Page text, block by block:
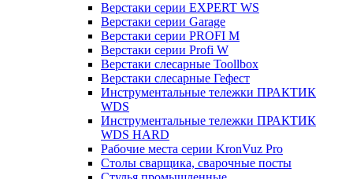
Верстаки серии EXPERT WS
Верстаки серии Garage
Верстаки серии PROFI M
Верстаки серии Profi W
Верстаки слесарные Toollbox
Верстаки слесарные Гефест
Инструментальные тележки ПРАКТИК
WDS
Инструментальные тележки ПРАКТИК
WDS HARD
Рабочие места серии KronVuz Pro
Столы сварщика, сварочные посты